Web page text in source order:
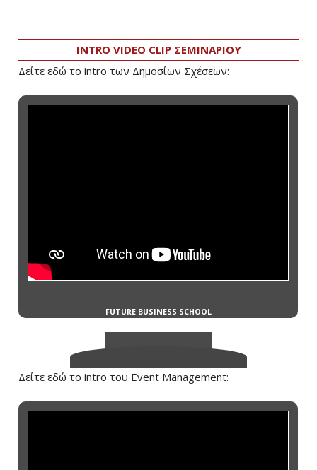
INTRO VIDEO CLIP ΣΕΜΙΝΑΡΙΟΥ
Δείτε εδώ το intro των Δημοσίων Σχέσεων:
Δείτε εδώ το intro του Event Management: